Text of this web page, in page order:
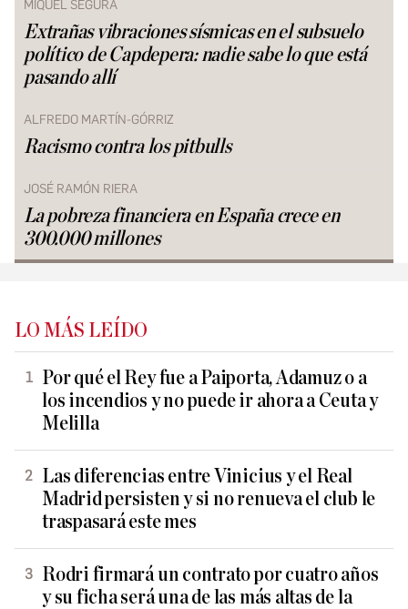
MIQUEL SEGURA
Extrañas vibraciones sísmicas en el subsuelo
político de Capdepera: nadie sabe lo que está
pasando allí
ALFREDO MARTÍN-GÓRRIZ
Racismo contra los pitbulls
JOSÉ RAMÓN RIERA
La pobreza financiera en España crece en
300.000 millones
LO MÁS LEÍDO
Por qué el Rey fue a Paiporta, Adamuz o a
los incendios y no puede ir ahora a Ceuta y
Melilla
Las diferencias entre Vinicius y el Real
Madrid persisten y si no renueva el club le
traspasará este mes
Rodri firmará un contrato por cuatro años
y su ficha será una de las más altas de la